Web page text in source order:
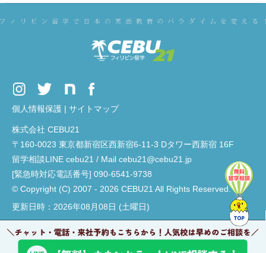
個人情報保護 | サイトマップ
株式会社 CEBU21
〒160-0023 東京都新宿区西新宿6-11-3 Dタワー西新宿 16F
留学相談LINE cebu21 / Mail cebu21@cebu21.jp
[緊急時対応電話番号] 090-6541-9738
© Copyright (C) 2007 - 2026 CEBU21 All Rights Reserved.
更新日時：2026年08月08日 (土曜日)